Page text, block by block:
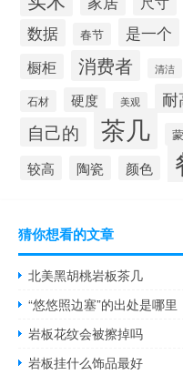
数据 春节 是一个
橱柜 消费者 清洁
石材 硬度 美观 耐
自己的 茶几
较高 陶瓷 颜色
猜你想看的文章
北美黑胡桃岩板茶几
“悠悠照边塞”的出处是哪里
岩板花纹会被擦掉吗
岩板挂什么饰品最好